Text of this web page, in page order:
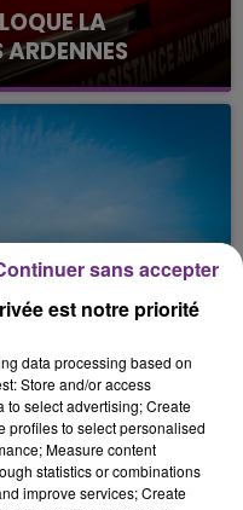
LA
ce mercredi en
jour :
du monde.
et vous êtes tous
est notre priorité
data processing based on
Store and/or access
to select advertising; Create
profiles to select personalised
Measure content
statistics or combinations
improve services; Create
sans accepter